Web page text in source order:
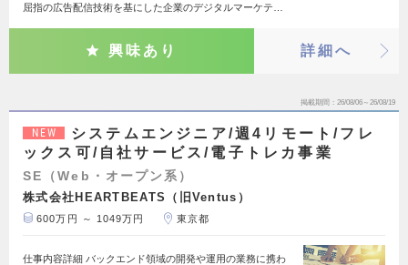
屈指の広告配信技術を基にした企業のデジタルマーケテ…
興味あり 詳細へ
掲載期間 26/08/06～26/08/19
NEW
システムエンジニア/週4リモート/フレ
ックス可/自社サービス/電子トレカ事業
SE（Web・オープン系）
株式会社HEARTBEATS（旧Ventus）
600万円 ～ 1049万円 東京都
仕事内容詳細 バックエンド領域の開発や運用の業務に携わ